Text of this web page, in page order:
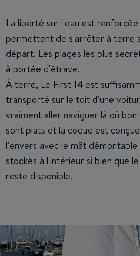
La liberté sur l'eau est
permettent de s'arrêter à terre
départ. Les plages les plus
à portée d'étrave.
À terre, Le First 14 est
transporté sur le toit d'une
vraiment aller naviguer là où bon
sont plats et la coque est
l'envers avec le mât
stockés à l'intérieur si bien que
reste disponible.